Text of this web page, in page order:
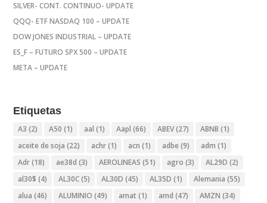
SILVER- CONT. CONTINUO- UPDATE
QQQ- ETF NASDAQ 100 – UPDATE
DOW JONES INDUSTRIAL – UPDATE
ES_F – FUTURO SPX 500 – UPDATE
META – UPDATE
Etiquetas
A3 (2) A50 (1) aal (1) Aapl (66) ABEV(27) ABNB (1)
aceite de soja (22) achr(1) acn (1) adbe (9) adm (1)
Adr(18) ae38d (3) AEROLINEAS (51) agro (3) AL29D (2)
al30$ (4) AL30C(5) AL30D (45) AL35D (1) Alemania (55)
alua (46) ALUMINIO (49) amat (1) amd (47) AMZN (34)